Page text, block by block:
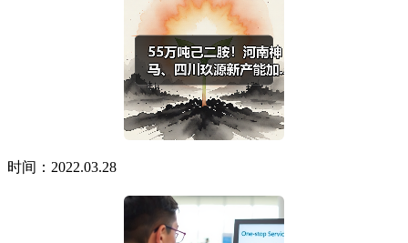
时间：2022.03.28